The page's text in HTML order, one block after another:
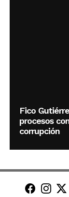
Fico
procesos
corrupción